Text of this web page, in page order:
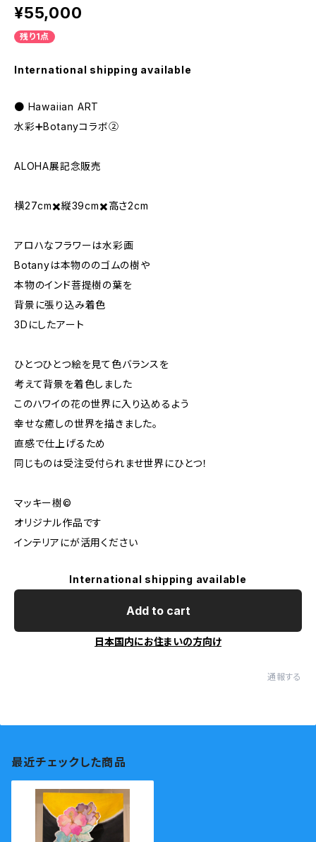
¥55,000
残り1点
International shipping available
● Hawaiian ART
水彩➕Botanyコラボ②
ALOHA展記念販売
横27cm✖️縦39cm✖️高さ2cm
アロハなフラワーは水彩画
Botanyは本物ののゴムの樹や
本物のインド菩提樹の葉を
背景に張り込み着色
3Dにしたアート
ひとつひとつ絵を見て色バランスを
考えて背景を着色しました
このハワイの花の世界に入り込めるよう
幸せな癒しの世界を描きました。
直感で仕上げるため
同じものは受注受付られませ世界にひとつ！
マッキー樹©︎
オリジナル作品です
インテリアにが活用ください
International shipping available
Add to cart
日本国内にお住まいの方向け
通報する
最近チェックした商品